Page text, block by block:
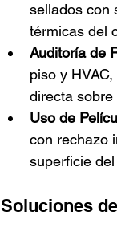
sellados con
térmicas del
Auditoría de
piso y
directa
Uso de
con rechazo
superficie
Soluciones